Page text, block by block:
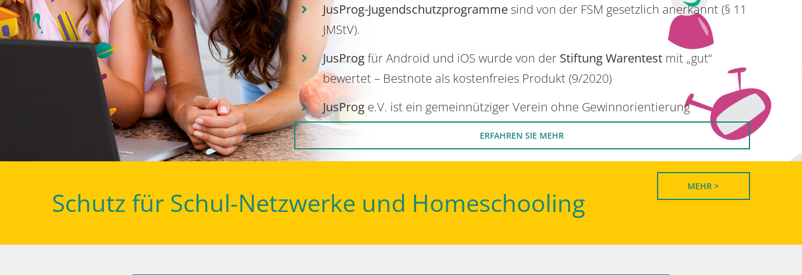
JusProg-Jugendschutzprogrammesind von der FSM gesetzlich anerkannt (§ 11
JMStV).
JusProgfür Android und iOS wurde von der Stiftung Warentestmit „gut“
bewertet – Bestnote als kostenfreies Produkt (9/2020)
JusProge.V. ist ein gemeinnütziger Verein ohne Gewinnorientierung
ERFAHREN SIE MEHR
Schutz für Schul-Netzwerke und Homeschooling
MEHR >